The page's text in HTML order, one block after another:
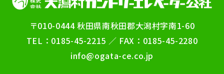
〒010-0444 秋田県南秋田郡大潟村字南1-60
TEL：0185-45-2215 ／ FAX：0185-45-2280
info@ogata-ce.co.jp